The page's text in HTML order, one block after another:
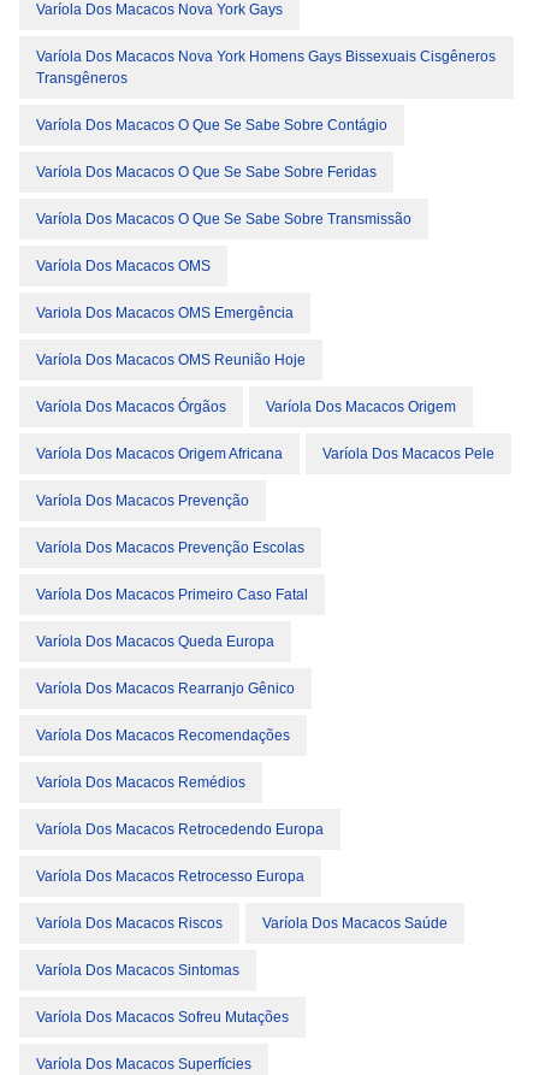
Varíola Dos Macacos Nova York Gays
Varíola Dos Macacos Nova York Homens Gays Bissexuais Cisgêneros
Transgêneros
Varíola Dos Macacos O Que Se Sabe Sobre Contágio
Varíola Dos Macacos O Que Se Sabe Sobre Feridas
Varíola Dos Macacos O Que Se Sabe Sobre Transmissão
Varíola Dos Macacos OMS
Variola Dos Macacos OMS Emergência
Varíola Dos Macacos OMS Reunião Hoje
Varíola Dos Macacos Órgãos Varíola Dos Macacos Origem
Varíola Dos Macacos Origem Africana Varíola Dos Macacos Pele
Varíola Dos Macacos Prevenção
Varíola Dos Macacos Prevenção Escolas
Varíola Dos Macacos Primeiro Caso Fatal
Varíola Dos Macacos Queda Europa
Varíola Dos Macacos Rearranjo Gênico
Varíola Dos Macacos Recomendações
Varíola Dos Macacos Remédios
Varíola Dos Macacos Retrocedendo Europa
Varíola Dos Macacos Retrocesso Europa
Varíola Dos Macacos Riscos Varíola Dos Macacos Saúde
Varíola Dos Macacos Sintomas
Varíola Dos Macacos Sofreu Mutações
Varíola Dos Macacos Superfícies